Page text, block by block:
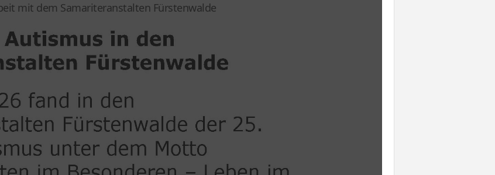
mit dem Samariteranstalten Fürstenwalde